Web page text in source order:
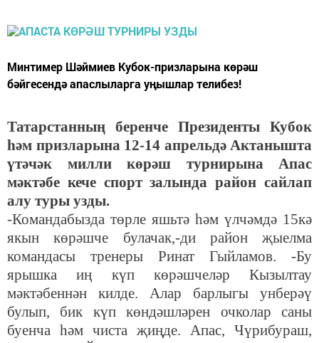
Минтимер Шәймиев Кубок-призларына көрәш
бәйгесендә апаслыларга уңышлар телибез!
Татарстанның беренче Президенты Кубок
һәм призларына 12-14 апрельдә Актанышта
үтәчәк милли көрәш турнирына Апас
мәктәбе кече спорт залында район сайлап
алу туры узды.
-Командабызда төрле яшьтә һәм үлчәмдә 15кә
якын көрәшче булачак,-ди район җыелма
командасы тренеры Ринат Гыйламов. -Бу
ярышка иң күп көрәшчеләр Кызылтау
мәктәбеннән килде. Алар барлыгы унберәү
булып, бик күп көндәшләрен очколар саны
буенча һәм чиста җиңде. Апас, Чүрибураш,